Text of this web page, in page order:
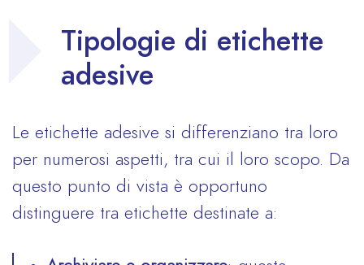
Tipologie di etichette
adesive
Le etichette adesive si differenziano tra loro
per numerosi aspetti, tra cui il loro scopo. Da
questo punto di vista è opportuno
distinguere tra etichette destinate a: